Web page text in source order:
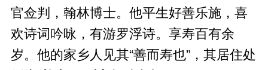
官佥判，翰林博士。他平生好善乐施，喜
欢诗词吟咏，有游罗浮诗。享寿百有余
岁。他的家乡人见其“善而寿也”，其居住处